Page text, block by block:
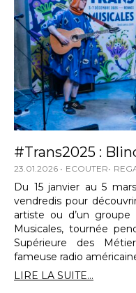
#Trans2025 :
23.01.2026 ECOUTER
Du 15 janvier au 5
vendredis pour
artiste ou d’un groupe
Musicales, tournée
Supérieure des
fameuse radio
LIRE LA SUITE...